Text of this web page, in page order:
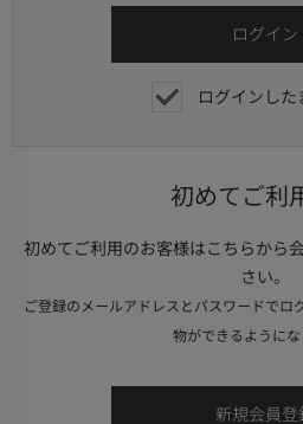
ログインした
初めてご利
初めてご利用のお客様はこちらから
さい。
ご登録のメールアドレスとパスワードでロ
物ができるようにな